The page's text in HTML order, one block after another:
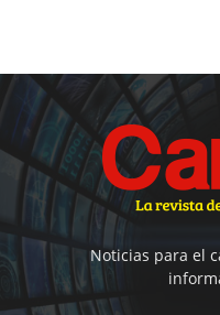
Noticias para el